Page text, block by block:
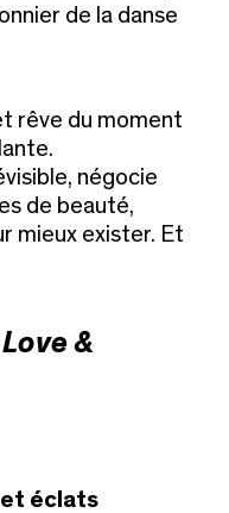
de la danse
rêve du moment
négocie
de beauté,
mieux exister. Et
&
et éclats